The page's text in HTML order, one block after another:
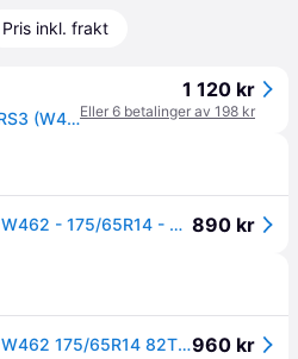
Pris inkl. frakt
Hankook Winter i*cept RS3 (W462) ( 175/65 R14 82T 4PR SBL )
1 120 kr
Eller 6 betalinger av 198 kr
Hankook Winter iCept RS3 W462 - 175/65R14 - Vinterdäck 890 kr
Hankook Winter iCept RS3 W462 175/65R14 82T Piggfritt - Vinterdekk960 kr